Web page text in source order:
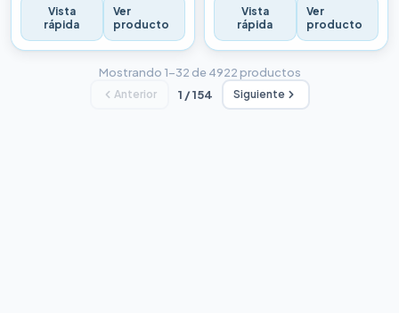
Vista
rápida
Ver
producto
Vista
rápida
Ver
producto
Mostrando 1–32 de 4922 productos
Anterior 1 / 154 Siguiente